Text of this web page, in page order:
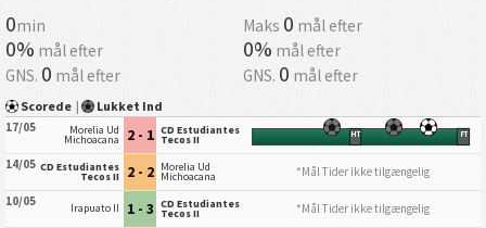
0min Maks 0 mål efter
0% mål efter 0% mål efter
GNS. 0 mål efter GNS. 0 mål efter
Scorede | Lukket Ind
17/05 Morelia Ud
Michoacana 2 - 1 CD Estudiantes
Tecos II HT FT
14/05 CD Estudiantes
Tecos II 2 - 2 Morelia Ud
Michoacana
*Mål Tider ikke tilgængelig
10/05
Irapuato II 1 - 3 CD Estudiantes
Tecos II
*Mål Tider ikke tilgængelig